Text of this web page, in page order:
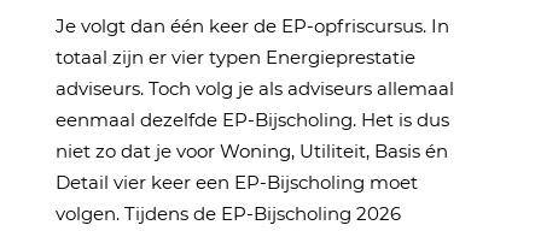
Je volgt dan één keer de EP-opfriscursus. In
totaal zijn er vier typen Energieprestatie
adviseurs. Toch volg je als adviseurs allemaal
eenmaal dezelfde EP-Bijscholing. Het is dus
niet zo dat je voor Woning, Utiliteit, Basis én
Detail vier keer een EP-Bijscholing moet
volgen. Tijdens de EP-Bijscholing 2026